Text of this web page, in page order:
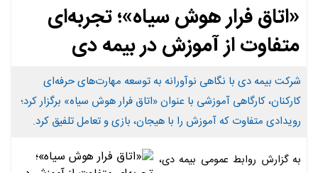
«اتاق فرار هوش سیاه»؛ تجربه‌ای
متفاوت از آموزش در بیمه دی
شرکت بیمه دی با نگاهی نوآورانه به توسعه مهارت‌های حرفه‌ای
کارکنان، کارگاهی آموزشی با عنوان «اتاق فرار هوش سیاه» برگزار کرد؛
رویدادی متفاوت که آموزش را با هیجان، بازی و تعامل تلفیق کرد.
به گزارش روابط عمومی بیمه دی،